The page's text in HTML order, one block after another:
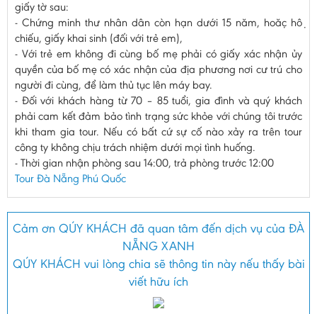
giấy tờ sau:
- Chứng minh thư nhân dân còn hạn dưới 15 năm, hoặc hộ
chiếu, giấy khai sinh (đối với trẻ em),
- Với trẻ em không đi cùng bố mẹ phải có giấy xác nhận ủy
quyền của bố mẹ có xác nhận của địa phương nơi cư trú cho
người đi cùng, để làm thủ tục lên máy bay.
- Đối với khách hàng từ 70 – 85 tuổi, gia đình và quý khách
phải cam kết đảm bảo tình trạng sức khỏe với chúng tôi trước
khi tham gia tour. Nếu có bất cứ sự cố nào xảy ra trên tour
công ty không chịu trách nhiệm dưới mọi tình huống.
- Thời gian nhận phòng sau 14:00, trả phòng trước 12:00
Tour Đà Nẵng Phú Quốc
Cảm ơn QÚY KHÁCH đã quan tâm đến dịch vụ của ĐÀ
NẴNG XANH
QÚY KHÁCH vui lòng chia sẽ thông tin này nếu thấy bài
viết hữu ích